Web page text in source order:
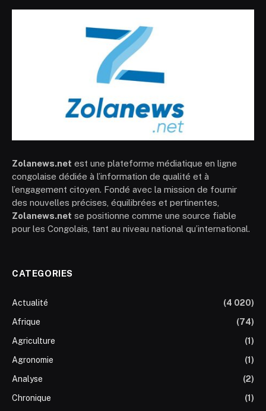
Zolanews.net est une plateforme médiatique en ligne
congolaise dédiée à l’information de qualité et à
l’engagement citoyen. Fondé avec la mission de fournir
des nouvelles précises, équilibrées et pertinentes,
Zolanews.net se positionne comme une source fiable
pour les Congolais, tant au niveau national qu’international.
CATEGORIES
Actualité
(4 020)
Afrique
(74)
Agriculture
(1)
Agronomie
(1)
Analyse
(2)
Chronique
(1)